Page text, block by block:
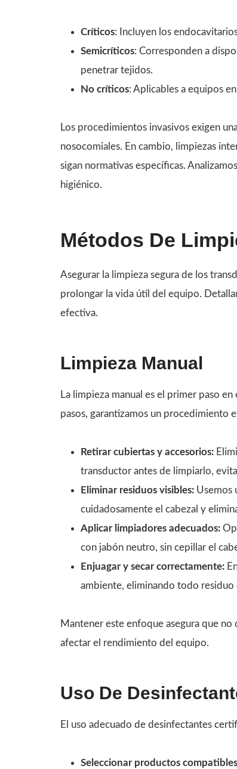
Críticos: Incluyen los
Semicríticos: Corresponden a
penetrar tejidos.
No críticos: Aplicables a equipos
Los procedimientos invasivos exigen
nosocomiales. En cambio, limpiezas
sigan normativas específicas.
higiénico.
Métodos De
Asegurar la limpieza segura de los
prolongar la vida útil del equipo.
efectiva.
Limpieza Manual
La limpieza manual es el primer paso
pasos, garantizamos un procedimiento
Retirar cubiertas y accesorios:
transductor antes de limpiarlo,
Eliminar residuos visibles: Usemos
cuidadosamente el cabezal y
Aplicar limpiadores adecuados:
con jabón neutro, sin cepillar el
Enjuagar y secar correctamente:
ambiente, eliminando todo residuo
Mantener este enfoque asegura que
afectar el rendimiento del equipo.
Uso De
El uso adecuado de desinfectantes
Seleccionar productos